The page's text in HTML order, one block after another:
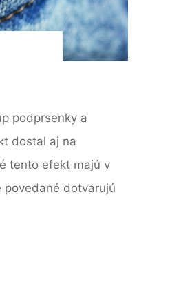
podprsenky a
dostal aj na
tento efekt majú v
povedané dotvarujú